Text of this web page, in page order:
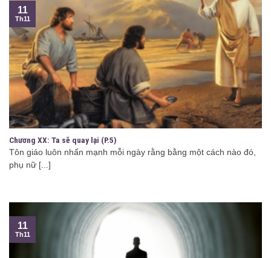
Chương XX: Ta sẽ quay lại (P.5)
Tôn giáo luôn nhấn mạnh mỗi ngày rằng bằng một cách nào đó,
phụ nữ [...]
11
Th11
11
Th11